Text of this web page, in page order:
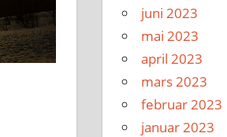
juni 2023
mai 2023
april 2023
mars 2023
februar 2023
januar 2023